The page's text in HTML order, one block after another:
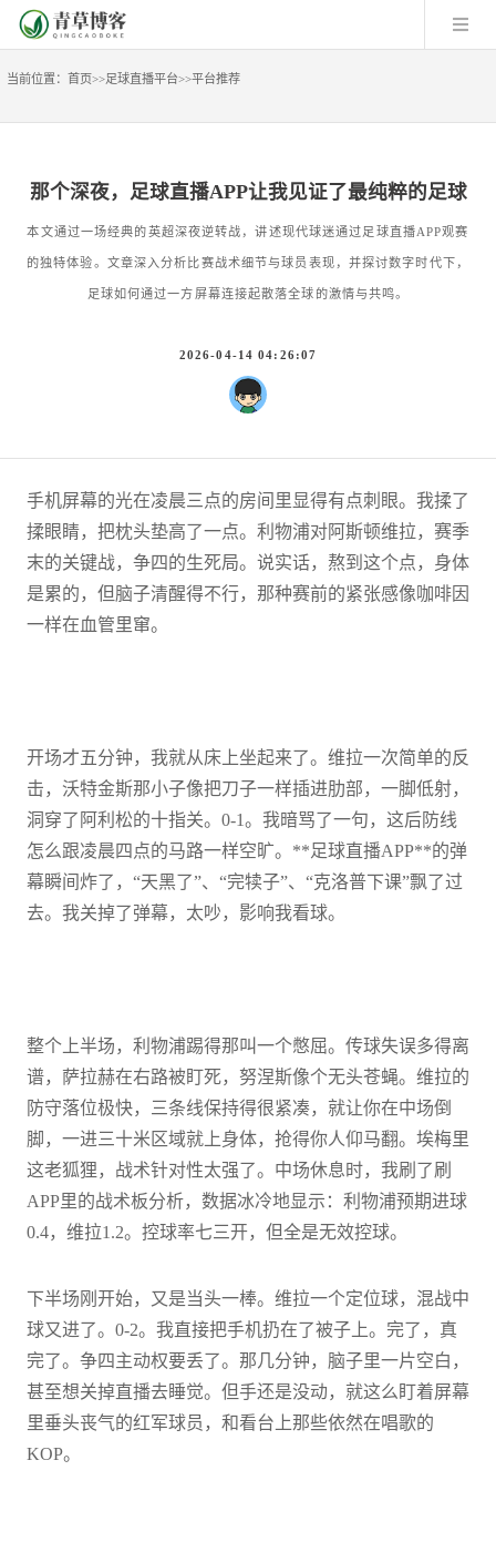
当前位置： 首页>>足球直播平台>>平台推荐
那个深夜，足球直播APP让我见证了最纯粹的足球
本文通过一场经典的英超深夜逆转战，讲述现代球迷通过足球直播APP观赛
的独特体验。文章深入分析比赛战术细节与球员表现，并探讨数字时代下，
足球如何通过一方屏幕连接起散落全球的激情与共鸣。
2026-04-14 04:26:07
手机屏幕的光在凌晨三点的房间里显得有点刺眼。我揉了
揉眼睛，把枕头垫高了一点。利物浦对阿斯顿维拉，赛季
末的关键战，争四的生死局。说实话，熬到这个点，身体
是累的，但脑子清醒得不行，那种赛前的紧张感像咖啡因
一样在血管里窜。
开场才五分钟，我就从床上坐起来了。维拉一次简单的反
击，沃特金斯那小子像把刀子一样插进肋部，一脚低射，
洞穿了阿利松的十指关。0-1。我暗骂了一句，这后防线
怎么跟凌晨四点的马路一样空旷。**足球直播APP**的弹
幕瞬间炸了，“天黑了”、“完犊子”、“克洛普下课”飘了过
去。我关掉了弹幕，太吵，影响我看球。
整个上半场，利物浦踢得那叫一个憋屈。传球失误多得离
谱，萨拉赫在右路被盯死，努涅斯像个无头苍蝇。维拉的
防守落位极快，三条线保持得很紧凑，就让你在中场倒
脚，一进三十米区域就上身体，抢得你人仰马翻。埃梅里
这老狐狸，战术针对性太强了。中场休息时，我刷了刷
APP里的战术板分析，数据冰冷地显示：利物浦预期进球
0.4，维拉1.2。控球率七三开，但全是无效控球。
下半场刚开始，又是当头一棒。维拉一个定位球，混战中
球又进了。0-2。我直接把手机扔在了被子上。完了，真
完了。争四主动权要丢了。那几分钟，脑子里一片空白，
甚至想关掉直播去睡觉。但手还是没动，就这么盯着屏幕
里垂头丧气的红军球员，和看台上那些依然在唱歌的
KOP。